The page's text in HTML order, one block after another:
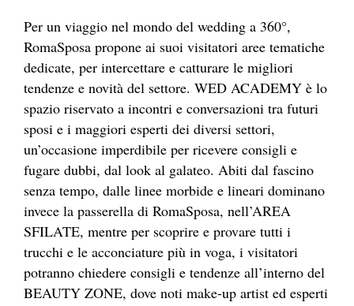
Per un viaggio nel mondo del wedding a 360°,
RomaSposa propone ai suoi visitatori aree tematiche
dedicate, per intercettare e catturare le migliori
tendenze e novità del settore. WED ACADEMY è lo
spazio riservato a incontri e conversazioni tra futuri
sposi e i maggiori esperti dei diversi settori,
un’occasione imperdibile per ricevere consigli e
fugare dubbi, dal look al galateo. Abiti dal fascino
senza tempo, dalle linee morbide e lineari dominano
invece la passerella di RomaSposa, nell’AREA
SFILATE, mentre per scoprire e provare tutti i
trucchi e le acconciature più in voga, i visitatori
potranno chiedere consigli e tendenze all’interno del
BEAUTY ZONE, dove noti make-up artist ed esperti